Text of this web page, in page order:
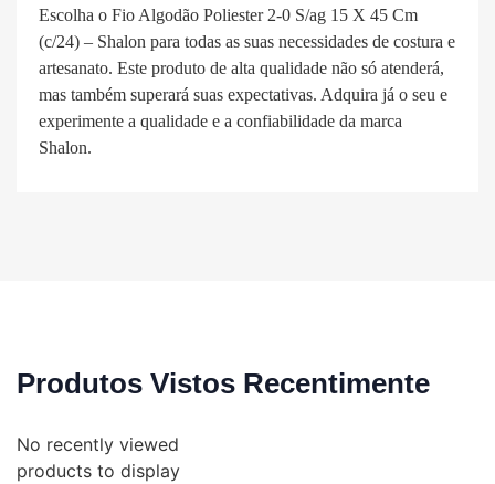
Escolha o Fio Algodão Poliester 2-0 S/ag 15 X 45 Cm
(c/24) – Shalon para todas as suas necessidades de costura e
artesanato. Este produto de alta qualidade não só atenderá,
mas também superará suas expectativas. Adquira já o seu e
experimente a qualidade e a confiabilidade da marca
Shalon.
Produtos Vistos Recentimente
No recently viewed
products to display